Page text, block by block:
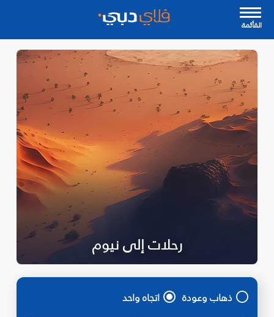
القأئمة
رحلات إلى نيوم
ذهاب وعودة اتجاه واحد